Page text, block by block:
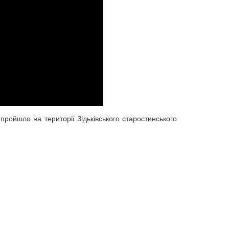
на території Зідьківського старостинського